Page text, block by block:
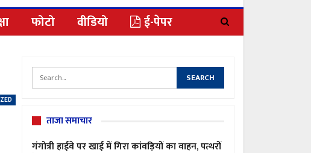
फोटो वीडियो ई-पेपर
ताजा समाचार
गंगोत्री हाईवे पर खाई में गिरा कांवड़ियों का वाहन, पत्थरों